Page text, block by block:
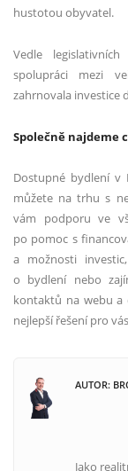
hustotou obyvatel​.
Vedle
spolupráci mezi
zahrnovala investice
Společně najdeme
Dostupné bydlení v
můžete na trhu s
vám podporu ve
po pomoc s
a možnosti
o bydlení nebo
kontaktů na webu
nejlepší řešení pro
AUTOR:
Jako